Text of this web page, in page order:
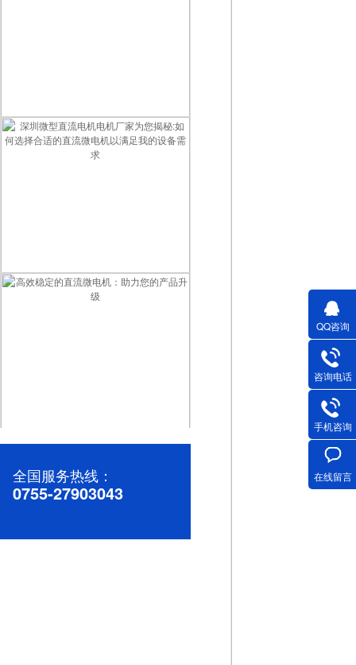
直流微电机的主要应用领域有哪些
深圳微型直流电机电机厂家为您揭秘:如何选择合适的直流微电机以满足我的设备需求
高效稳定的直流微电机：助力您的产品升级
全国服务热线：
0755-27903043
QQ咨询
咨询电话
手机咨询
在线留言